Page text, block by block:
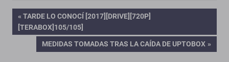
Navegación
ENTRADA
ANTERIOR:
TARDE LO CONOCÍ [2017][DRIVE][720P]
[TERABOX]105/105]
ENTRADA
SIGUIENTE:
MEDIDAS TOMADAS TRAS LA CAÍDA DE UPTOBOX